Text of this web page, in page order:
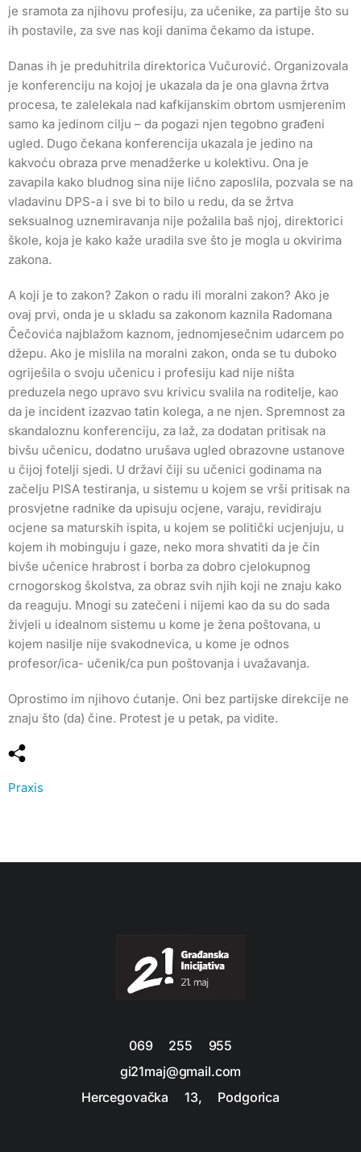
je sramota za njihovu profesiju, za učenike, za partije što su
ih postavile, za sve nas koji danima čekamo da istupe.
Danas ih je preduhitrila direktorica Vučurović. Organizovala
je konferenciju na kojoj je ukazala da je ona glavna žrtva
procesa, te zalelekala nad kafkijanskim obrtom usmjerenim
samo ka jedinom cilju – da pogazi njen tegobno građeni
ugled. Dugo čekana konferencija ukazala je jedino na
kakvoću obraza prve menadžerke u kolektivu. Ona je
zavapila kako bludnog sina nije lično zaposlila, pozvala se na
vladavinu DPS-a i sve bi to bilo u redu, da se žrtva
seksualnog uznemiravanja nije požalila baš njoj, direktorici
škole, koja je kako kaže uradila sve što je mogla u okvirima
zakona.
A koji je to zakon? Zakon o radu ili moralni zakon? Ako je
ovaj prvi, onda je u skladu sa zakonom kaznila Radomana
Čečovića najblažom kaznom, jednomjesečnim udarcem po
džepu. Ako je mislila na moralni zakon, onda se tu duboko
ogriješila o svoju učenicu i profesiju kad nije ništa
preduzela nego upravo svu krivicu svalila na roditelje, kao
da je incident izazvao tatin kolega, a ne njen. Spremnost za
skandaloznu konferenciju, za laž, za dodatan pritisak na
bivšu učenicu, dodatno urušava ugled obrazovne ustanove
u čijoj fotelji sjedi. U državi čiji su učenici godinama na
začelju PISA testiranja, u sistemu u kojem se vrši pritisak na
prosvjetne radnike da upisuju ocjene, varaju, revidiraju
ocjene sa maturskih ispita, u kojem se politički ucjenjuju, u
kojem ih mobinguju i gaze, neko mora shvatiti da je čin
bivše učenice hrabrost i borba za dobro cjelokupnog
crnogorskog školstva, za obraz svih njih koji ne znaju kako
da reaguju. Mnogi su zatečeni i nijemi kao da su do sada
živjeli u idealnom sistemu u kome je žena poštovana, u
kojem nasilje nije svakodnevica, u kome je odnos
profesor/ica- učenik/ca pun poštovanja i uvažavanja.
Oprostimo im njihovo ćutanje. Oni bez partijske direkcije ne
znaju što (da) čine. Protest je u petak, pa vidite.
Praxis
069 255 955
gi21maj@gmail.com
Hercegovačka 13, Podgorica